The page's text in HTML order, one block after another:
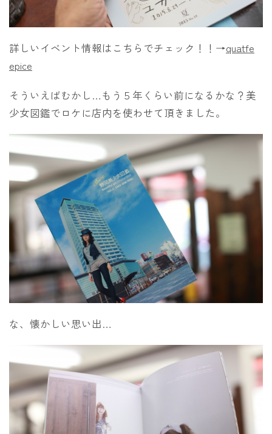
詳しいイベント情報はこちらでチェック！！→quatfe
epice
そういえばむかし…もう５年くらい前になるかな？美
少女図鑑でロケに店内を使わせて頂きました。
な、懐かしい思い出…